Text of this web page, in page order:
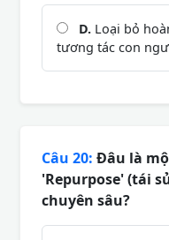
D. Loại bỏ
tương tác con
Câu 20: Đâu là
'Repurpose' (tái
chuyên sâu?